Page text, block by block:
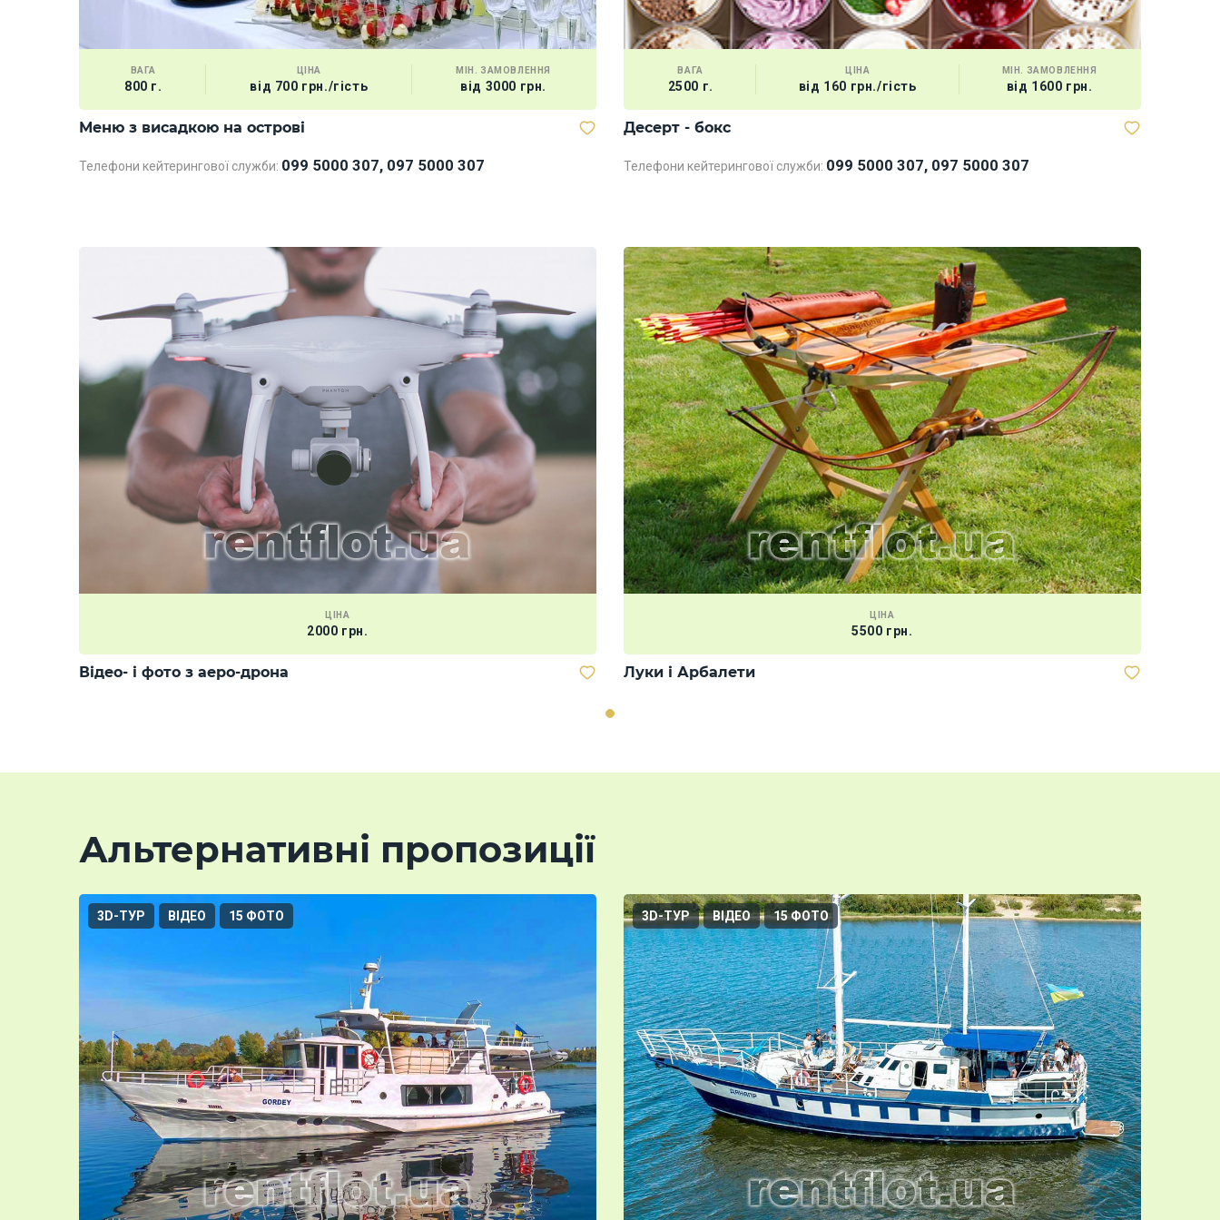
ВАГА
800 г.
ЦІНА
від 700 грн./гість
МІН. ЗАМОВЛЕННЯ
від 3000 грн.
Меню з висадкою на острові
Телефони кейтерингової служби: 099 5000 307, 097 5000 307
ВАГА
2500 г.
ЦІНА
від 160 грн./гість
МІН. ЗАМОВЛЕННЯ
від 1600 грн.
Десерт - бокс
Телефони кейтерингової служби: 099 5000 307, 097 5000 307
ЦІНА
2000 грн.
Відео- і фото з аеро-дрона
ЦІНА
5500 грн.
Луки і Арбалети
Альтернативні пропозиції
3D-ТУР ВІДЕО 15 ФОТО 3D-ТУР ВІДЕО 15 ФОТО